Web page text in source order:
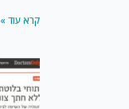
קרא עוד »